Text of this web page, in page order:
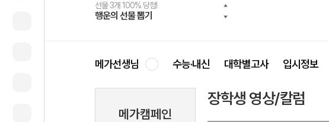
선물 3개 100% 당첨!
행운의 선물 뽑기
선물 100% 증정!
메가스터디 X 올리브
여름방학 스터디 캐시백
메가런 썸머스쿨
2027 러셀 단과
강사 공개선발
스마트러닝앱
설문 EVENT
메가패스
3일 무료 체험권
메가패스 수강생 무료혜택!
메가클럽 멤버십
사회공헌 캠페인
희망이룸 메가나눔
메가선생님 수능·내신 대학별고사 입시정보
메가캠페인
장학생 영상/칼럼